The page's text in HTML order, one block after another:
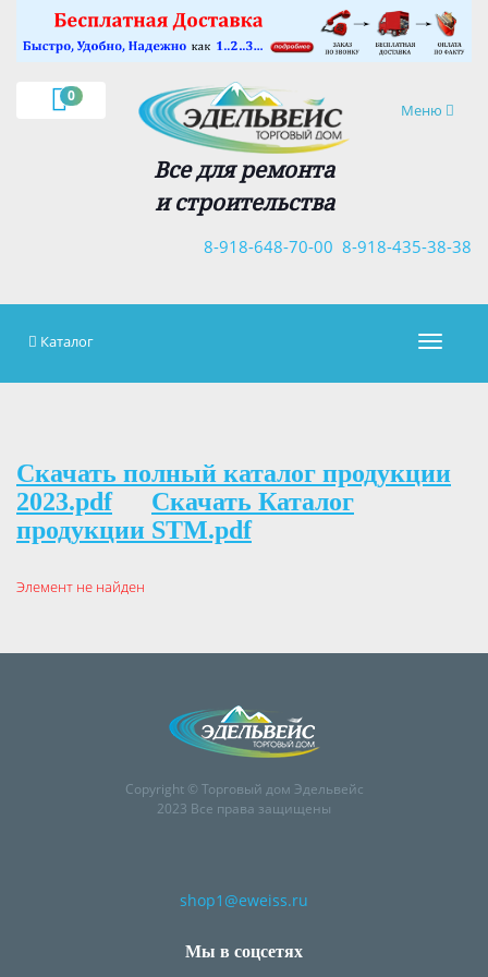
0
Навигация
Меню
Все для ремонта
и строительства
8-918-435-38-38
8-918-648-70-00
×
Каталог
Скачать полный каталог продукции
2023.pdf
Скачать Каталог
продукции STM.pdf
Элемент не найден
Copyright © Торговый дом Эдельвейс
2023 Все права защищены
shop1@eweiss.ru
Мы в соцсетях